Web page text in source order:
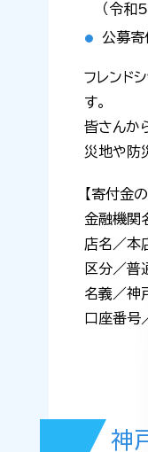
（令和
公募寄
フレンド
す。
皆さんか
災地や防
【寄付金
金融機関
店名／本
区分／普
名義／神
口座番
神